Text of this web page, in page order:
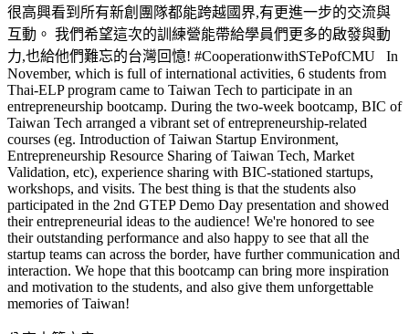
很高興看到所有新創團隊都能跨越國界,有更進一步的交流與
互動。 我們希望這次的訓練營能帶給學員們更多的啟發與動
力,也給他們難忘的台灣回憶! #CooperationwithSTePofCMU In
November, which is full of international activities, 6 students from
Thai-ELP program came to Taiwan Tech to participate in an
entrepreneurship bootcamp. During the two-week bootcamp, BIC of
Taiwan Tech arranged a vibrant set of entrepreneurship-related
courses (eg. Introduction of Taiwan Startup Environment,
Entrepreneurship Resource Sharing of Taiwan Tech, Market
Validation, etc), experience sharing with BIC-stationed startups,
workshops, and visits. The best thing is that the students also
participated in the 2nd GTEP Demo Day presentation and showed
their entrepreneurial ideas to the audience! We're honored to see
their outstanding performance and also happy to see that all the
startup teams can across the border, have further communication and
interaction. We hope that this bootcamp can bring more inspiration
and motivation to the students, and also give them unforgettable
memories of Taiwan!